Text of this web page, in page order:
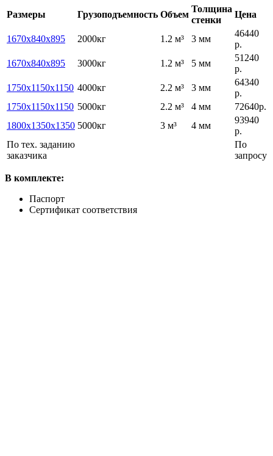
Размеры Грузоподъемность Объем
Толщина
стенки
Цена
1670х840х895 2000кг 1.2 м³ 3 мм
46440
р.
1670x840x895
3000кг 1.2 м³ 5 мм
51240
р.
1750х1150х1150 4000кг 2.2 м³ 3 мм
64340
р.
1750х1150х1150 5000кг 2.2 м³ 4 мм
72640р.
1800x1350x1350 5000кг 3 м³ 4 мм
93940
р.
По тех. заданию
заказчика
По
запросу
В комплекте:
Паспорт
Сертификат соответствия